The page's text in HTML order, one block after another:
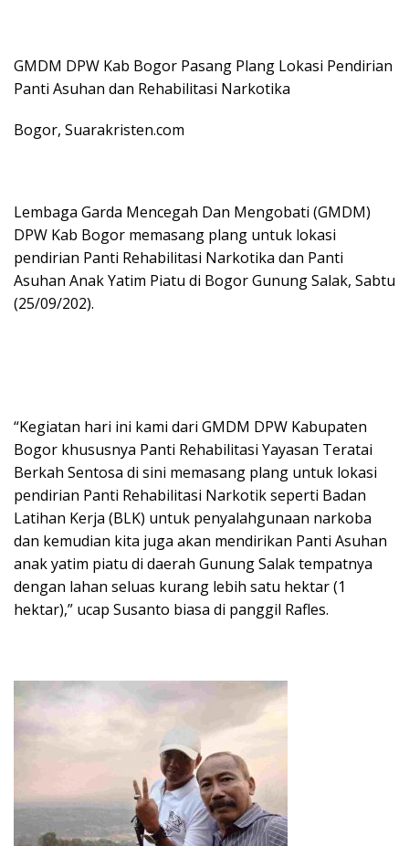
GMDM DPW Kab Bogor Pasang Plang Lokasi Pendirian
Panti Asuhan dan Rehabilitasi Narkotika
Bogor, Suarakristen.com
Lembaga Garda Mencegah Dan Mengobati (GMDM)
DPW Kab Bogor memasang plang untuk lokasi
pendirian Panti Rehabilitasi Narkotika dan Panti
Asuhan Anak Yatim Piatu di Bogor Gunung Salak, Sabtu
(25/09/202).
“Kegiatan hari ini kami dari GMDM DPW Kabupaten
Bogor khususnya Panti Rehabilitasi Yayasan Teratai
Berkah Sentosa di sini memasang plang untuk lokasi
pendirian Panti Rehabilitasi Narkotik seperti Badan
Latihan Kerja (BLK) untuk penyalahgunaan narkoba
dan kemudian kita juga akan mendirikan Panti Asuhan
anak yatim piatu di daerah Gunung Salak tempatnya
dengan lahan seluas kurang lebih satu hektar (1
hektar),” ucap Susanto biasa di panggil Rafles.